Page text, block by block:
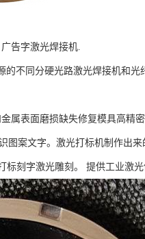
告字激光焊接机.
不同分硬光路激光焊接机和
属表面磨损缺失修复模具高精密
案文字。激光打标机制作出来
刻字激光雕刻。 提供工业激